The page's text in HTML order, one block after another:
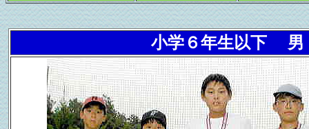
小学６年生以下 男